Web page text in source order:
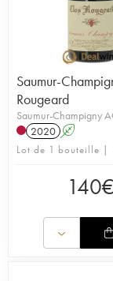
Saumur-
Rougeard
Saumur-Champigny
2020 A
Lot de 1 bouteille |
140€